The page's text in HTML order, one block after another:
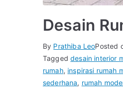
Desain
By Prathiba LeoPosted
Taggeddesain interior
rumah, inspirasi rumah
sederhana, rumah